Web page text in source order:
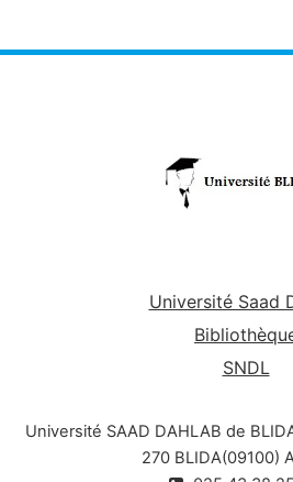
Université Saad
SNDL
Université SAAD DAHLAB de
270 BLIDA(09100)